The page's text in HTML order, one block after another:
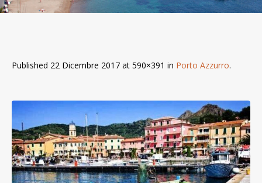
Published 22 Dicembre 2017 at 590×391 in Porto Azzurro.